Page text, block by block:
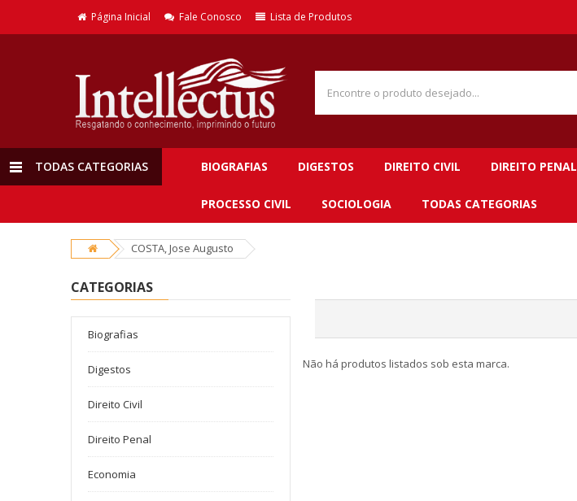
Página Inicial Fale Conosco Lista de Produtos
TODAS CATEGORIAS BIOGRAFIAS DIGESTOS DIREITO CIVIL DIREITO PENAL
PROCESSO CIVIL SOCIOLOGIA TODAS CATEGORIAS
COSTA, Jose Augusto
CATEGORIAS
Biografias
Digestos
Direito Civil
Direito Penal
Economia
Não há produtos listados sob esta marca.